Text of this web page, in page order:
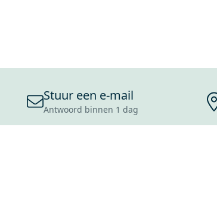
Stuur een e-mail
Antwoord binnen 1 dag